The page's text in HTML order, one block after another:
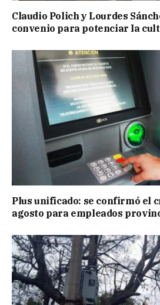
Claudio Polich y Lourdes
convenio para potenciar la
Plus unificado: se confirmó el
agosto para empleados